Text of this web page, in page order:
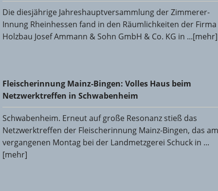
Die diesjährige Jahreshauptversammlung der Zimmerer-
Innung Rheinhessen fand in den Räumlichkeiten der Firma
Holzbau Josef Ammann & Sohn GmbH & Co. KG in ...[mehr]
Fleischerinnung Mainz-Bingen: Volles Haus beim
Netzwerktreffen in Schwabenheim
Fleischerinnung Mainz-Bingen: Volles Haus beim
Netzwerktreffen in Schwabenheim
Schwabenheim. Erneut auf große Resonanz stieß das
Netzwerktreffen der Fleischerinnung Mainz-Bingen, das am
vergangenen Montag bei der Landmetzgerei Schuck in ...
[mehr]